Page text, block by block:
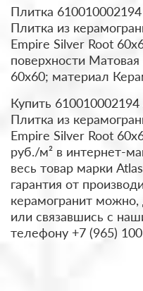
Плитка
Плитка из
Empire Silver Root
поверхности
60x60; материал
Купить
Плитка из
Empire Silver Root
руб./м² в интернет-
весь товар марки
гарантия от
керамогранит можно,
или связавшись с
телефону +7 (965)